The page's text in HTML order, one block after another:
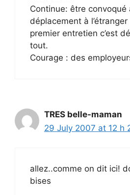
Continue: être convoqué
déplacement à
premier entretien c’est
tout.
Courage : des
TRES belle-maman
29 July 2007 at 12 h
allez..comme on dit ici!
bises